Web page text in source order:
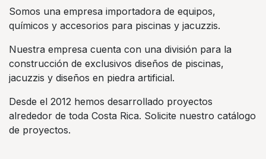
Somos una empresa importadora de equipos,
químicos y accesorios para piscinas y jacuzzis.
Nuestra empresa cuenta con una división para la
construcción de exclusivos diseños de piscinas,
jacuzzis y diseños en piedra artificial.
Desde el 2012 hemos desarrollado proyectos
alrededor de toda Costa Rica. Solicite nuestro catálogo
de proyectos.